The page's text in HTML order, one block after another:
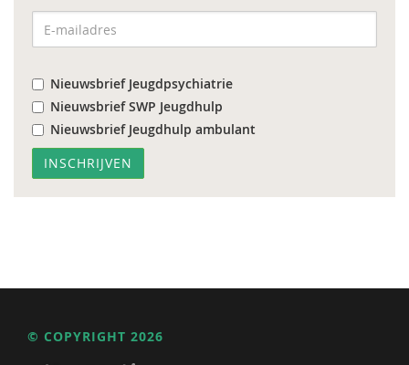
Nieuwsbrief Jeugdpsychiatrie
Nieuwsbrief SWP Jeugdhulp
Nieuwsbrief Jeugdhulp ambulant
© COPYRIGHT 2026